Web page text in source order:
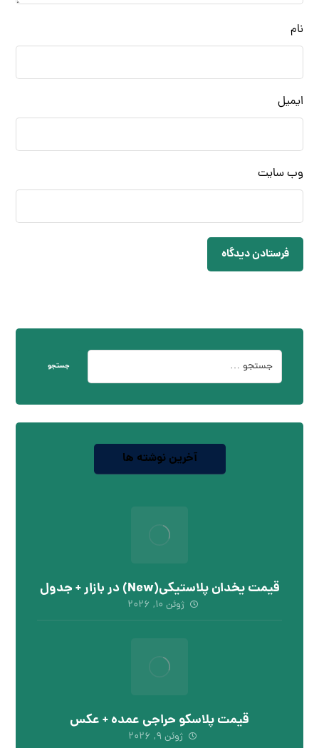
نام
ایمیل
وب‌ سایت
فرستادن دیدگاه
جستجو
آخرین نوشته ها
قیمت یخدان پلاستیکی(New) در بازار + جدول
ژوئن ۱۰, ۲۰۲۶
قیمت پلاسکو حراجی عمده + عکس
ژوئن ۹, ۲۰۲۶